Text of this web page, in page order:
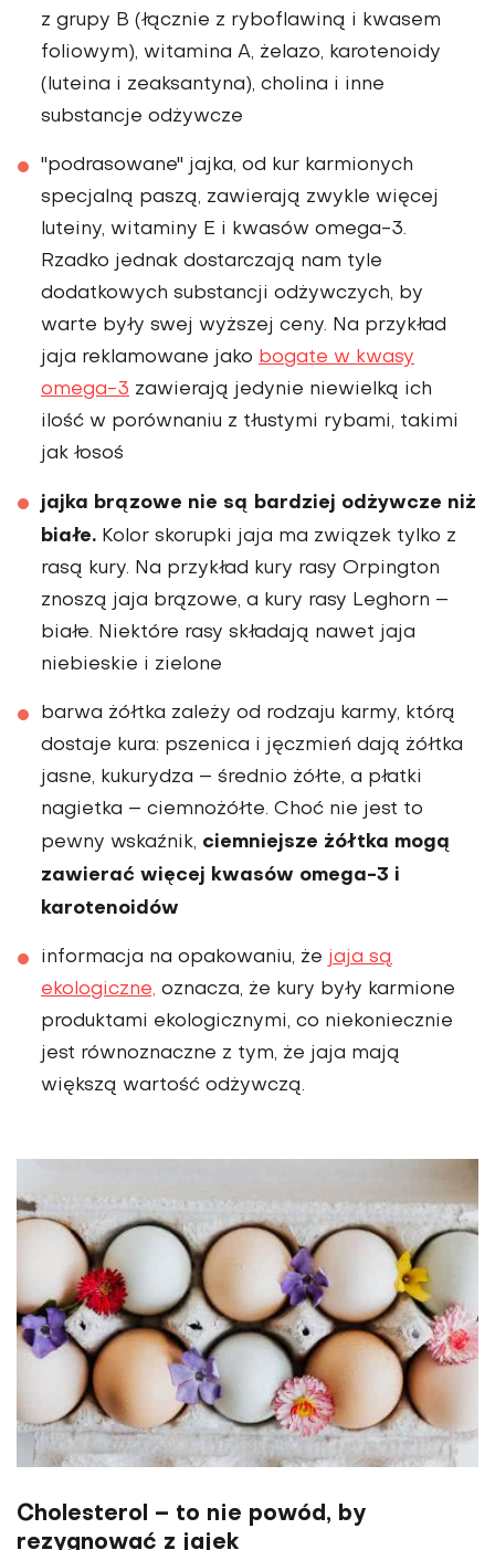
z grupy B (łącznie z ryboflawiną i kwasem
foliowym), witamina A, żelazo, karotenoidy
(luteina i zeaksantyna), cholina i inne
substancje odżywcze
"podrasowane" jajka, od kur karmionych
specjalną paszą, zawierają zwykle więcej
luteiny, witaminy E i kwasów omega-3.
Rzadko jednak dostarczają nam tyle
dodatkowych substancji odżywczych, by
warte były swej wyższej ceny. Na przykład
jaja reklamowane jako bogate w kwasy
omega-3 zawierają jedynie niewielką ich
ilość w porównaniu z tłustymi rybami, takimi
jak łosoś
jajka brązowe nie są bardziej odżywcze niż
białe. Kolor skorupki jaja ma związek tylko z
rasą kury. Na przykład kury rasy Orpington
znoszą jaja brązowe, a kury rasy Leghorn –
białe. Niektóre rasy składają nawet jaja
niebieskie i zielone
barwa żółtka zależy od rodzaju karmy, którą
dostaje kura: pszenica i jęczmień dają żółtka
jasne, kukurydza – średnio żółte, a płatki
nagietka – ciemnożółte. Choć nie jest to
pewny wskaźnik, ciemniejsze żółtka mogą
zawierać więcej kwasów omega-3 i
karotenoidów
informacja na opakowaniu, że jaja są
ekologiczne, oznacza, że kury były karmione
produktami ekologicznymi, co niekoniecznie
jest równoznaczne z tym, że jaja mają
większą wartość odżywczą.
Cholesterol – to nie powód, by
rezygnować z jajek